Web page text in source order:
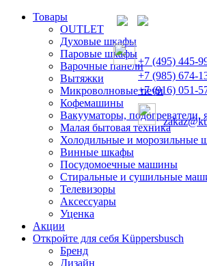
Товары
OUTLET
Духовые шкафы
Паровые шкафы
Варочные панели
Вытяжки
Микроволновые печи
Кофемашины
Вакууматоры, подогреватели,
Малая бытовая техника
Холодильные и морозильные
Винные шкафы
Посудомоечные машины
Стиральные и сушильные
Телевизоры
Аксессуары
Уценка
Акции
Откройте для себя Küppersbusch
Бренд
Дизайн
+7 (495) 445-
+7 (985)
+7 (916) 051-